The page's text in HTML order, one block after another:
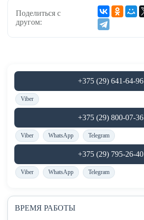
Поделиться с
другом:
+375 (29) 641-64-96
Viber
+375 (29) 800-07-36
Viber WhatsApp Telegram
+375 (29) 795-26-40
Viber WhatsApp Telegram
ВРЕМЯ РАБОТЫ